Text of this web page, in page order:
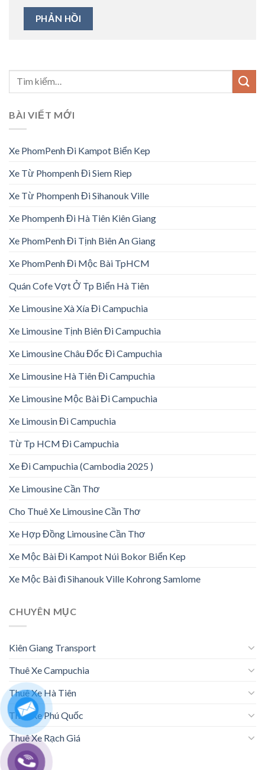
BÀI VIẾT MỚI
Xe PhomPenh Đi Kampot Biển Kep
Xe Từ Phompenh Đi Siem Riep
Xe Từ Phompenh Đi Sihanouk Ville
Xe Phompenh Đi Hà Tiên Kiên Giang
Xe PhomPenh Đi Tịnh Biên An Giang
Xe PhomPenh Đi Mộc Bài TpHCM
Quán Cofe Vợt Ở Tp Biển Hà Tiên
Xe Limousine Xà Xía Đi Campuchia
Xe Limousine Tịnh Biên Đi Campuchia
Xe Limousine Châu Đốc Đi Campuchia
Xe Limousine Hà Tiên Đi Campuchia
Xe Limousine Mộc Bài Đi Campuchia
Xe Limousin Đi Campuchia
Từ Tp HCM Đi Campuchia
Xe Đi Campuchia (Cambodia 2025 )
Xe Limousine Cần Thơ
Cho Thuê Xe Limousine Cần Thơ
Xe Hợp Đồng Limousine Cần Thơ
Xe Mộc Bài Đi Kampot Núi Bokor Biển Kep
Xe Mộc Bài đi Sihanouk Ville Kohrong Samlome
CHUYÊN MỤC
Kiên Giang Transport
Thuê Xe Campuchia
Thuê Xe Hà Tiên
Thuê Xe Phú Quốc
Thuê Xe Rạch Giá